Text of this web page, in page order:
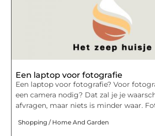
Een laptop voor fotografie
Een laptop voor fotografie? Voor
een camera nodig? Dat zal je je
afvragen, maar niets is minder waar.
Shopping / Home And Garden